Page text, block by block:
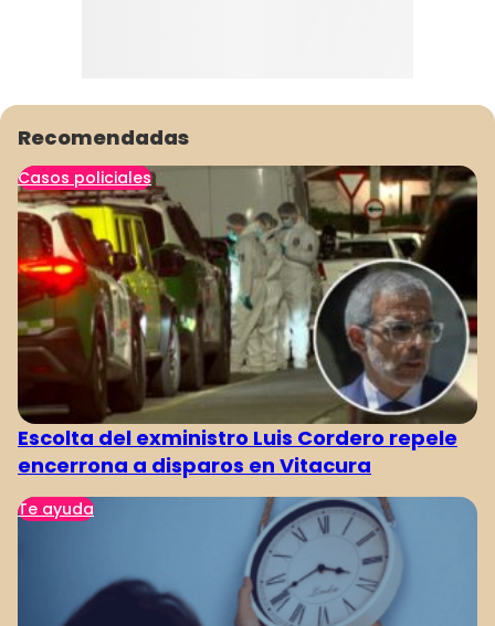
Recomendadas
Casos policiales
Escolta del exministro Luis Cordero repele
encerrona a disparos en Vitacura
Te ayuda